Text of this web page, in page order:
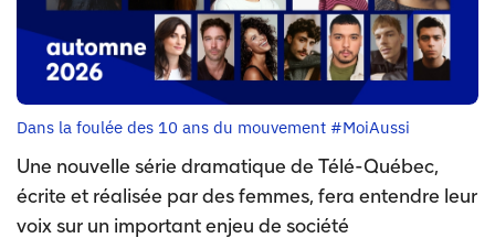
Dans la foulée des 10 ans du mouvement #MoiAussi
Une nouvelle série dramatique de Télé-Québec,
écrite et réalisée par des femmes, fera entendre leur
voix sur un important enjeu de société